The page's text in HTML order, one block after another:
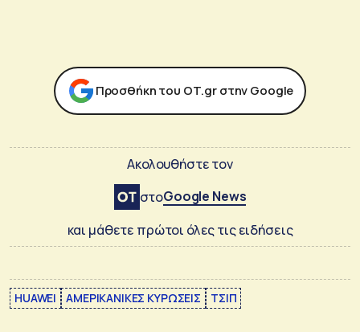
Προσθήκη του ΟΤ.gr στην Google
Ακολουθήστε τον
στοGoogle News
και μάθετε πρώτοι όλες τις ειδήσεις
HUAWEI ΑΜΕΡΙΚΑΝΙΚΕΣ ΚΥΡΩΣΕΙΣ ΤΣΙΠ